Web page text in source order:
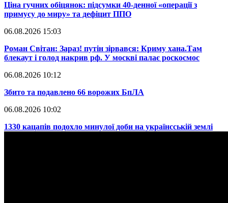
​Ціна гучних обіцянок: підсумки 40-денної «операції з
примусу до миру» та дефіцит ППО
06.08.2026 15:03
​Роман Світан: Зараз! путін зірвався: Криму хана.Там
блекаут і голод накрив рф. У москві палає роскосмос
06.08.2026 10:12
​Збито та подавлено 66 ворожих БпЛА
06.08.2026 10:02
​1330 кацапів подохло минулої доби на українсській землі